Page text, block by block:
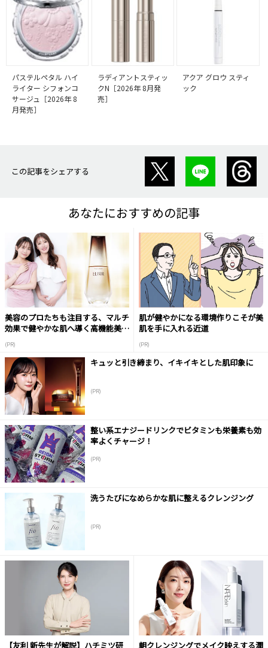
パステルペタル ハイ
ライター シフォンコ
サージュ［2026年 8
月発売］
ラディアントスティッ
クN［2026年 8月発
売］
アクア グロウ スティ
ック
この記事をシェアする
あなたにおすすめの記事
美容のプロたちも注目する、マルチ
効果で健やかな肌へ導く高機能美容
(PR)
肌が健やかになる環境作りこそが美
肌を手に入れる近道
(PR)
キュッと引き締まり、イキイキとした肌印象に
(PR)
整い系エナジードリンクでビタミンも栄養素も効
率よくチャージ！
(PR)
洗うたびになめらかな肌に整えるクレンジング
(PR)
【友利 新先生が解説】ハチミツ研 朝クレンジングでメイク映えする潤